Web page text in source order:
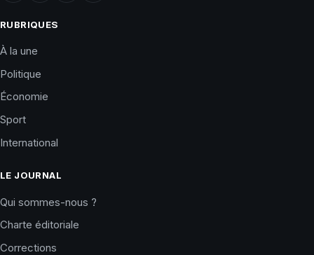
RUBRIQUES
À la une
Politique
Économie
Sport
International
LE JOURNAL
Qui sommes-nous ?
Charte éditoriale
Corrections